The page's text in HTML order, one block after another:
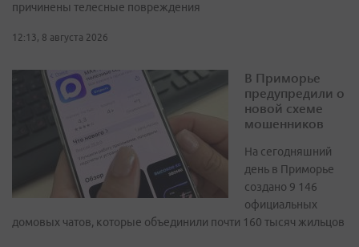
причинены телесные повреждения
12:13, 8 августа 2026
В Приморье
предупредили о
новой схеме
мошенников
На сегодняшний
день в Приморье
создано 9 146
официальных
домовых чатов, которые объединили почти 160 тысяч жильцов